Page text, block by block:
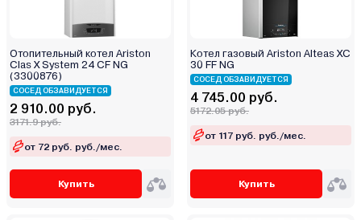
Отопительный котел Ariston
Clas X System 24 CF NG
(3300876)
СОСЕД ОБЗАВИДУЕТСЯ
2 910.00 руб.
3171.9 руб.
от 72 руб. руб./мес.
Купить
Котел газовый Ariston Alteas XC
30 FF NG
СОСЕД ОБЗАВИДУЕТСЯ
4 745.00 руб.
5172.05 руб.
от 117 руб. руб./мес.
Купить